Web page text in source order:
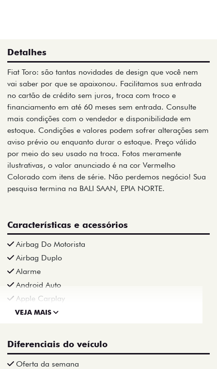
Detalhes
Fiat Toro: são tantas novidades de design que você nem
vai saber por que se apaixonou. Facilitamos sua entrada
no cartão de crédito sem juros, troca com troco e
financiamento em até 60 meses sem entrada. Consulte
mais condições com o vendedor e disponibilidade em
estoque. Condições e valores podem sofrer alterações sem
aviso prévio ou enquanto durar o estoque. Preço válido
por meio do seu usado na troca. Fotos meramente
ilustrativas, o valor anunciado é na cor Vermelho
Colorado com itens de série. Não perdemos negócio! Sua
pesquisa termina na BALI SAAN, EPIA NORTE.
Características e acessórios
Airbag Do Motorista
Airbag Duplo
Alarme
Android Auto
Apple Carplay
VEJA MAIS
Diferenciais do veículo
Oferta da semana